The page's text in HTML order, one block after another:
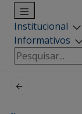
Institucional
Informativos
Pesquisar
por: